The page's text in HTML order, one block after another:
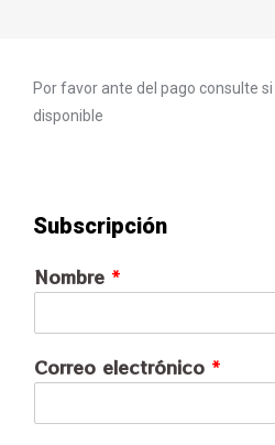
Por favor ante del pago consulte
disponible
Subscripción
Nombre *
Correo electrónico *